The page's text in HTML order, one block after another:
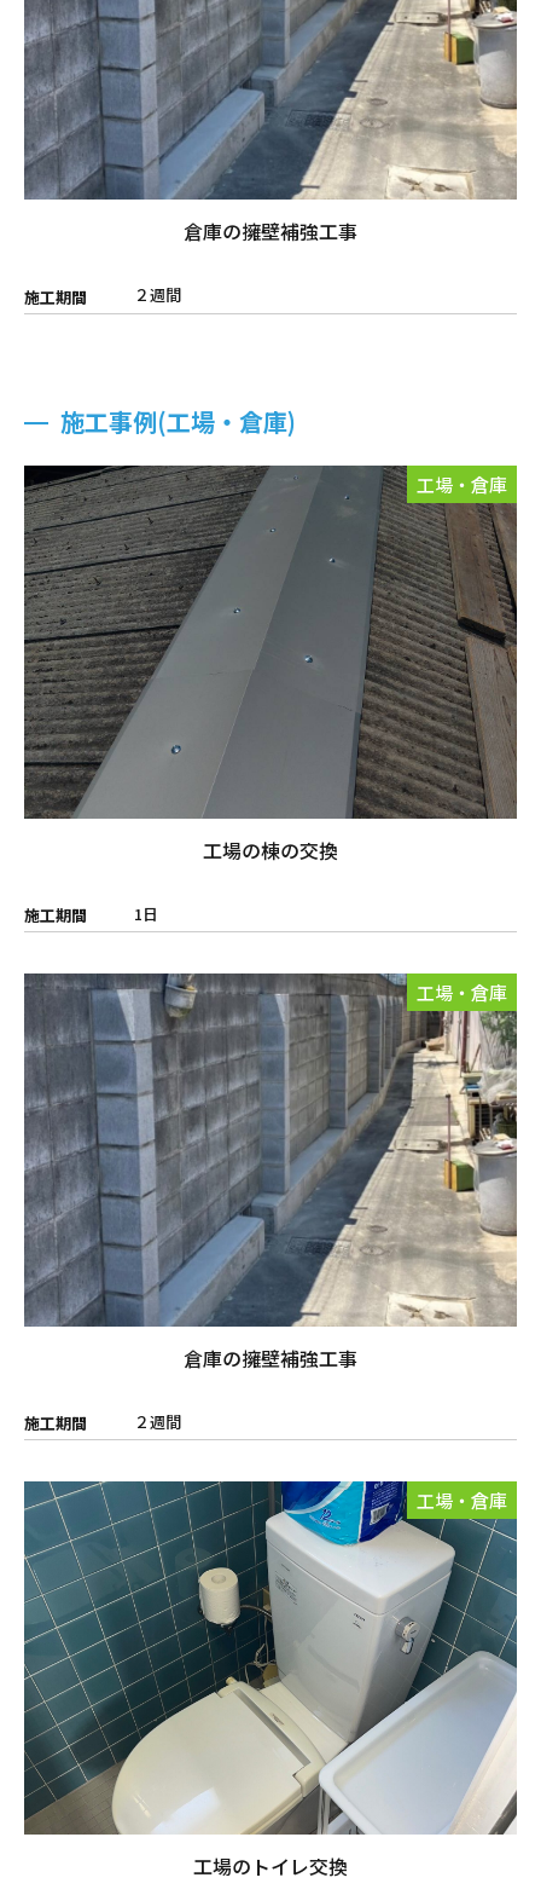
倉庫の擁壁補強工事
施工期間 ２週間
施工事例(工場・倉庫)
工場・倉庫
工場の棟の交換
施工期間 1日
工場・倉庫
倉庫の擁壁補強工事
施工期間 ２週間
工場・倉庫
工場のトイレ交換